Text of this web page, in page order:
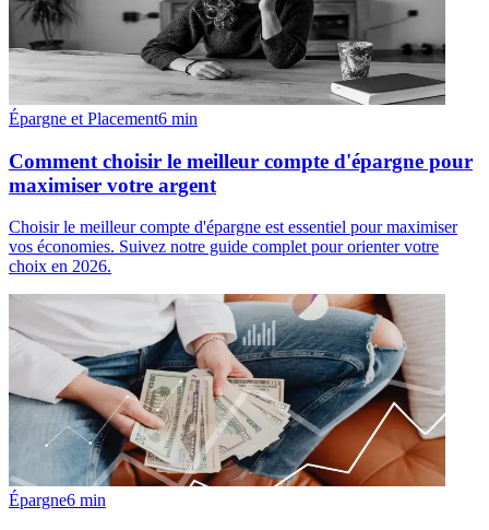
Épargne et Placement6 min
Comment choisir le meilleur compte d'épargne pour
maximiser votre argent
Choisir le meilleur compte d'épargne est essentiel pour maximiser
vos économies. Suivez notre guide complet pour orienter votre
choix en 2026.
Épargne6 min